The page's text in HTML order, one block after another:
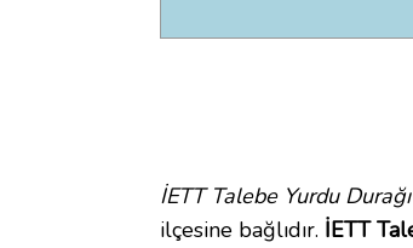
İETT Talebe Yurdu Durağı
ilçesine bağlıdır. İETT